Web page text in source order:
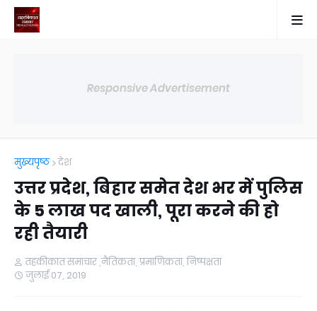
Responsive Advertisement
मुख्यपृष्ठ देश
उत्तर प्रदेश, बिहार समेत देश भर में पुलिस
के 5 लाख पद खाली, पूरा करने की हो
रही तैयारी
तहकीकात समाचार ,नैतिकता, प्रमाणिकता, निष्पक्षता
जुलाई 07, 2019